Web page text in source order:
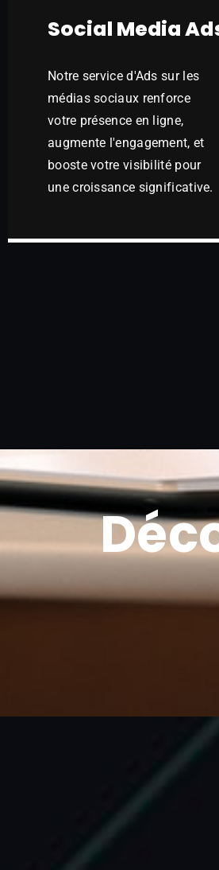
Social Media
Notre service d'Ads sur les
médias sociaux renforce
votre présence en ligne,
augmente l'engagement, et
booste votre visibilité pour
une croissance significative.